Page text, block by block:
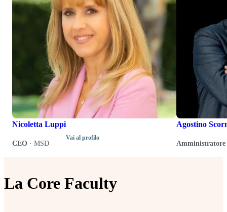
Nicoletta Luppi
CEO · MSD
Vai al profilo
Agostino
Amministratore
La Core Faculty